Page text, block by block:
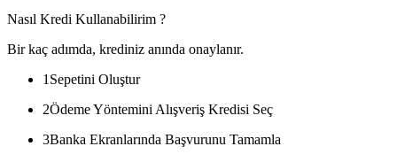
Nasıl Kredi Kullanabilirim ?
Bir kaç adımda, krediniz anında onaylanır.
1 Sepetini Oluştur
2Ödeme Yöntemini Alışveriş Kredisi Seç
3Banka Ekranlarında Başvurunu Tamamla